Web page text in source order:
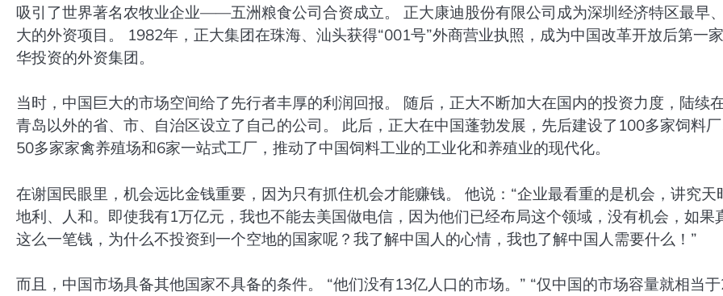
吸引了世界著名农牧业企业——五洲粮食公司合资成立。 正大康迪股份有限公司成为深圳经济特区最早
大的外资项目。 1982年，正大集团在珠海、汕头获得“001号”外商营业执照，成为中国改革开放后第一
华投资的外资集团。
当时，中国巨大的市场空间给了先行者丰厚的利润回报。 随后，正大不断加大在国内的投资力度，陆续
青岛以外的省、市、自治区设立了自己的公司。 此后，正大在中国蓬勃发展，先后建设了100多家饲料厂
50多家家禽养殖场和6家一站式工厂，推动了中国饲料工业的工业化和养殖业的现代化。
在谢国民眼里，机会远比金钱重要，因为只有抓住机会才能赚钱。 他说：“企业最看重的是机会，讲究天
地利、人和。即使我有1万亿元，我也不能去美国做电信，因为他们已经布局这个领域，没有机会，如果
这么一笔钱，为什么不投资到一个空地的国家呢？我了解中国人的心情，我也了解中国人需要什么！”
而且，中国市场具备其他国家不具备的条件。 “他们没有13亿人口的市场。” “仅中国的市场容量就相当